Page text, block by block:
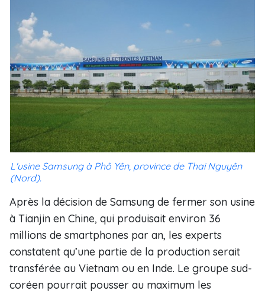
L'usine Samsung à Phô Yên, province de Thai Nguyên
(Nord).
Après la décision de Samsung de fermer son usine
à Tianjin en Chine, qui produisait environ 36
millions de smartphones par an, les experts
constatent qu’une partie de la production serait
transférée au Vietnam ou en Inde. Le groupe sud-
coréen pourrait pousser au maximum les